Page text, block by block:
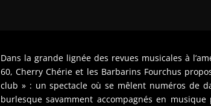
Dans la grande lignée des revues musicales à
60, Cherry Chérie et les Barbarins Fourchus
club » : un spectacle où se mêlent numéros de
burlesque savamment accompagnés en musique